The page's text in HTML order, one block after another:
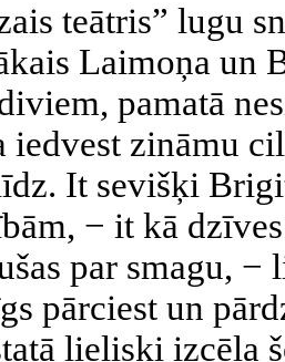
teātris” lugu
Laimoņa un
pamatā
iedvest zināmu
It sevišķi
− it kā
par smagu, −
pārciest un
lieliski izcēla